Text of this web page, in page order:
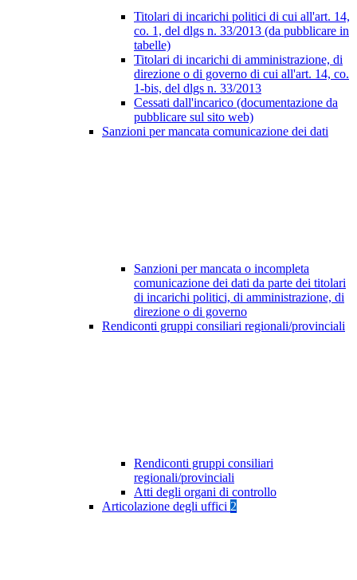
Titolari di incarichi politici di cui all'art. 14,
co. 1, del dlgs n. 33/2013 (da pubblicare in
tabelle)
Titolari di incarichi di amministrazione, di
direzione o di governo di cui all'art. 14, co.
1-bis, del dlgs n. 33/2013
Cessati dall'incarico (documentazione da
pubblicare sul sito web)
Sanzioni per mancata comunicazione dei dati
Sanzioni per mancata o incompleta
comunicazione dei dati da parte dei titolari
di incarichi politici, di amministrazione, di
direzione o di governo
Rendiconti gruppi consiliari regionali/provinciali
Rendiconti gruppi consiliari
regionali/provinciali
Atti degli organi di controllo
Articolazione degli uffici 2